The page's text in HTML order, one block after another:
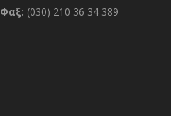
Φαξ: (030) 210 36 34 389